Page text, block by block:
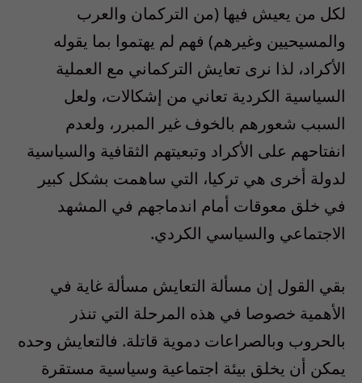
لكل من يعيش فيها (من التركمان والعرب
والمسيحيين وغيرهم) فهم لم يهتموا بما يقوله
الأكراد، لذا نرى تعايش التركماني مع العملية
السياسية الكردية تعاني من إشكالات، ولعل
السبب شعورهم بالخوف غير المبرر، ولعدم
انفتاحهم على الأكراد وتبعيتهم الثقافية والسياسية
لدولة أخرى هي تركيا، التي ساهمت بشكل كبير
في خلق معوقات أمام اندماجهم في المشهد
الاجتماعي والسياسي الكردي.
بقي القول إن مسألة التعايش مسألة غاية في
الأهمية خصوصا في هذه المرحلة التي تنذر
بالحروب وبالصراعات دموية قاتلة. فالتعايش وحده
يمكن أن يخلق بيئة اجتماعية وسياسية مستقرة